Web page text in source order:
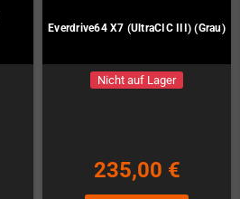
Everdrive64 X7 (UltraCIC III) (Grau)
Nicht auf Lager
235,00 €